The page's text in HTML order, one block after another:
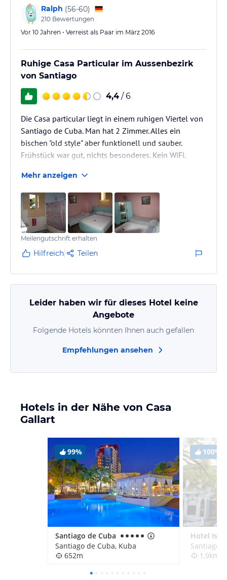
Ralph (56-60)
210 Bewertungen
Vor 10 Jahren • Verreist als Paar im März 2016
Ruhige Casa Particular im Aussenbezirk
von Santiago
4,4 / 6
Die Casa particular liegt in einem ruhigen Viertel von
Santiago de Cuba. Man hat 2 Zimmer. Alles ein
bischen "old style" aber funktionell und sauber.
Frühstück war gut, nichts besonderes. Kein WiFi.
Mehr anzeigen
Meilengutschrift erhalten
Hilfreich Teilen
Leider haben wir für dieses Hotel keine
Angebote
Folgende Hotels könnten Ihnen auch gefallen
Empfehlungen ansehen
Hotels in der Nähe von Casa
Gallart
99%
Santiago de Cuba
Santiago de Cuba, Kuba
652m
100%
Santiago
1,9km